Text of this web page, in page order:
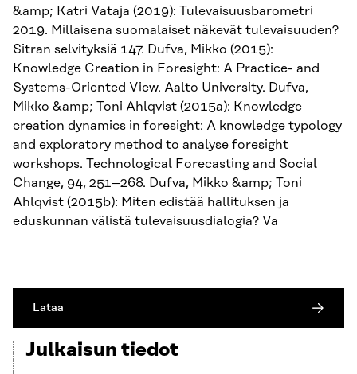
&amp; Katri Vataja (2019): Tulevaisuusbarometri
2019. Millaisena suomalaiset näkevät tulevaisuuden?
Sitran selvityksiä 147. Dufva, Mikko (2015):
Knowledge Creation in Foresight: A Practice- and
Systems-Oriented View. Aalto University. Dufva,
Mikko &amp; Toni Ahlqvist (2015a): Knowledge
creation dynamics in foresight: A knowledge typology
and exploratory method to analyse foresight
workshops. Technological Forecasting and Social
Change, 94, 251–268. Dufva, Mikko &amp; Toni
Ahlqvist (2015b): Miten edistää hallituksen ja
eduskunnan välistä tulevaisuusdialogia? Va
Lataa
Julkaisun tiedot